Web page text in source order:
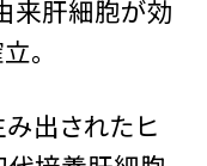
来肝細胞が効
。
み出されたヒ